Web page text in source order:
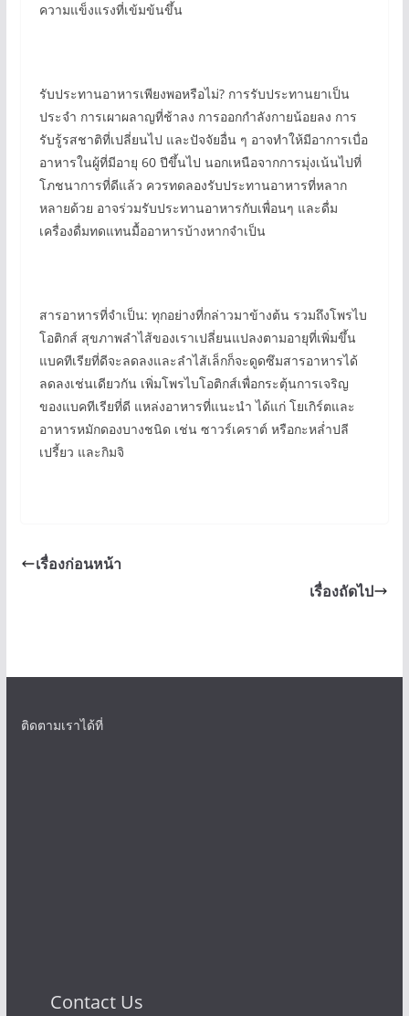
ความแข็งแรงที่เข้มข้นขึ้น
รับประทานอาหารเพียงพอหรือไม่? การรับประทานยาเป็น
ประจำ การเผาผลาญที่ช้าลง การออกกำลังกายน้อยลง การ
รับรู้รสชาติที่เปลี่ยนไป และปัจจัยอื่น ๆ อาจทำให้มีอาการเบื่อ
อาหารในผู้ที่มีอายุ 60 ปีขึ้นไป นอกเหนือจากการมุ่งเน้นไปที่
โภชนาการที่ดีแล้ว ควรทดลองรับประทานอาหารที่หลาก
หลายด้วย อาจร่วมรับประทานอาหารกับเพื่อนๆ และดื่ม
เครื่องดื่มทดแทนมื้ออาหารบ้างหากจำเป็น
สารอาหารที่จำเป็น: ทุกอย่างที่กล่าวมาข้างต้น รวมถึงโพรไบ
โอติกส์ สุขภาพลำไส้ของเราเปลี่ยนแปลงตามอายุที่เพิ่มขึ้น
แบคทีเรียที่ดีจะลดลงและลำไส้เล็กก็จะดูดซึมสารอาหารได้
ลดลงเช่นเดียวกัน เพิ่มโพรไบโอติกส์เพื่อกระตุ้นการเจริญ
ของแบคทีเรียที่ดี แหล่งอาหารที่แนะนำ ได้แก่ โยเกิร์ตและ
อาหารหมักดองบางชนิด เช่น ซาวร์เคราต์ หรือกะหล่ำปลี
เปรี้ยว และกิมจิ
เรื่องก่อนหน้า
เรื่องถัดไป
ติดตามเราได้ที่
Contact Us